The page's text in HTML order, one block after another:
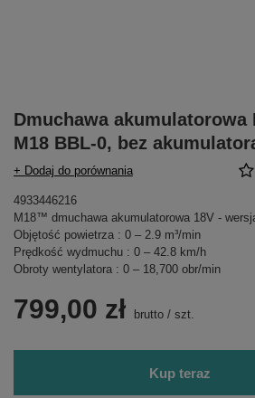
Dmuchawa akumulatorowa
M18 BBL-0, bez
+ Dodaj do porównania
4933446216
M18™ dmuchawa akumulatorowa 18V -
Objętość powietrza : 0 – 2.9 m³/min
Prędkość wydmuchu : 0 – 42.8 km/h
Obroty wentylatora : 0 – 18,700 obr/min
799,00 zł brutto / szt.
Kup teraz